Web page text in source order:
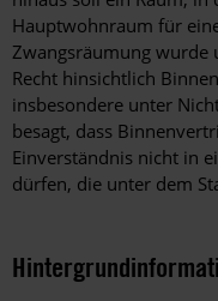
Hauptwohnraum für
Zwangsräumung wurde
Recht hinsichtlich
insbesondere unter
besagt, dass
Einverständnis nicht in
dürfen, die unter dem